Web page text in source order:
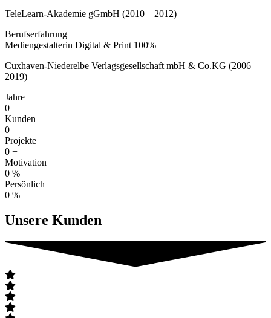
TeleLearn-Akademie gGmbH (2010 – 2012)
Berufserfahrung
Mediengestalterin Digital & Print 100%
Cuxhaven-Niederelbe Verlagsgesellschaft mbH & Co.KG (2006 –
2019)
Jahre
0
Kunden
0
Projekte
0 +
Motivation
0 %
Persönlich
0 %
Unsere Kunden